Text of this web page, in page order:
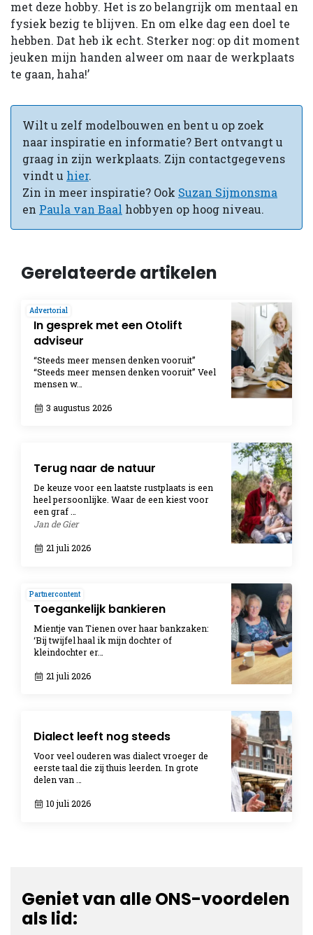
met deze hobby. Het is zo belangrijk om mentaal en
fysiek bezig te blijven. En om elke dag een doel te
hebben. Dat heb ik echt. Sterker nog: op dit moment
jeuken mijn handen alweer om naar de werkplaats
te gaan, haha!’
Wilt u zelf modelbouwen en bent u op zoek
naar inspiratie en informatie? Bert ontvangt u
graag in zijn werkplaats. Zijn contactgegevens
vindt u hier.
Zin in meer inspiratie? Ook Suzan Sijmonsma
en Paula van Baal hobbyen op hoog niveau.
Gerelateerde artikelen
In gesprek met een Otolift
adviseur
“Steeds meer mensen denken vooruit”
“Steeds meer mensen denken vooruit” Veel
mensen w…
3 augustus 2026
Advertorial
Terug naar de natuur
De keuze voor een laatste rustplaats is een
heel persoonlijke. Waar de een kiest voor
een graf …
Jan de Gier
21 juli 2026
Toegankelijk bankieren
Mientje van Tienen over haar bankzaken:
‘Bij twijfel haal ik mijn dochter of
kleindochter er…
21 juli 2026
Partnercontent
Dialect leeft nog steeds
Voor veel ouderen was dialect vroeger de
eerste taal die zij thuis leerden. In grote
delen van …
10 juli 2026
Geniet van alle ONS-voordelen
als lid: